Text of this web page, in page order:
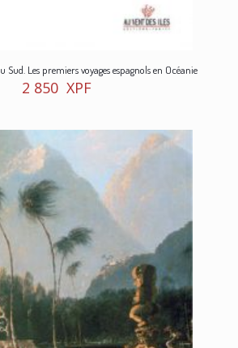
Sud. Les premiers voyages espagnols en Océanie
2 850 XPF